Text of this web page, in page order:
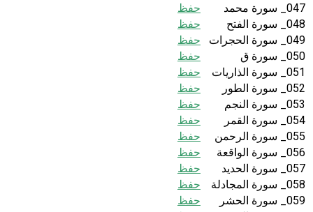
047_ سورة محمد
حفظ
048_ سورة الفتح
حفظ
049_ سورة الحجرات
حفظ
050_ سورة ق
حفظ
051_ سورة الذاريات
حفظ
052_ سورة الطور
حفظ
053_ سورة النجم
حفظ
054_ سورة القمر
حفظ
055_ سورة الرحمن
حفظ
056_ سورة الواقعة
حفظ
057_ سورة الحديد
حفظ
058_ سورة المجادلة
حفظ
059_ سورة الحشر
حفظ